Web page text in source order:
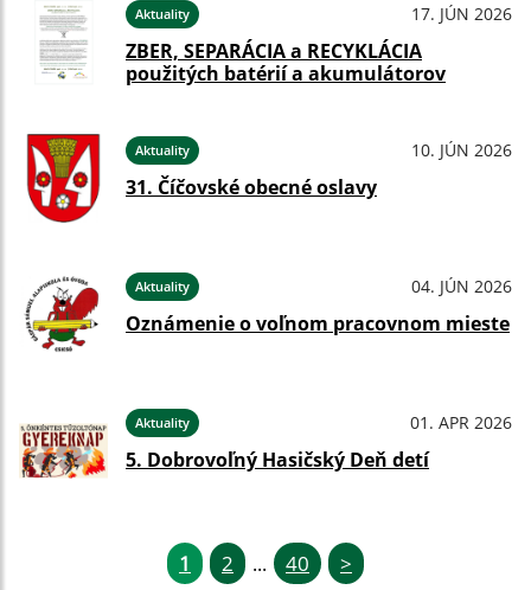
Aktuality 17. JÚN 2026
ZBER, SEPARÁCIA a RECYKLÁCIA
použitých batérií a akumulátorov
Aktuality 10. JÚN 2026
31. Číčovské obecné oslavy
Aktuality 04. JÚN 2026
Oznámenie o voľnom pracovnom mieste
Aktuality 01. APR 2026
5. Dobrovoľný Hasičský Deň detí
1 2 ... 40 >